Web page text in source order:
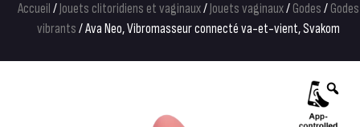
Accueil /Jouets clitoridiens et vaginaux/Jouets vaginaux/ Godes / Godes
vibrants / Ava Neo, Vibromasseur connecté va-et-vient, Svakom